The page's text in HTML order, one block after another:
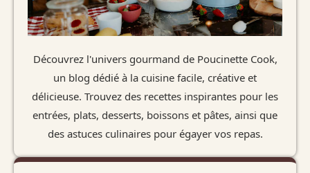
Découvrez l'univers gourmand de Poucinette Cook,
un blog dédié à la cuisine facile, créative et
délicieuse. Trouvez des recettes inspirantes pour les
entrées, plats, desserts, boissons et pâtes, ainsi que
des astuces culinaires pour égayer vos repas.